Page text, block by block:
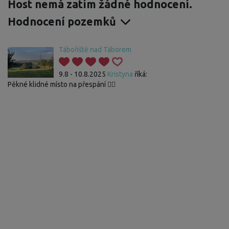
Host nemá zatím žádné hodnocení.
Hodnocení pozemků
Tábořiště nad Táborem
9.8 - 10.8.2025 Kristyna říká:
Pěkné klidné místo na přespání 👌🏻